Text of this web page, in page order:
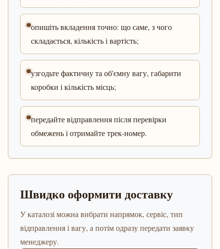
опишіть вкладення точно: що саме, з чого
складається, кількість і вартість;
узгодьте фактичну та об'ємну вагу, габарити
коробки і кількість місць;
передайте відправлення після перевірки
обмежень і отримайте трек-номер.
Швидко оформити доставку
У каталозі можна вибрати напрямок, сервіс, тип
відправлення і вагу, а потім одразу передати заявку
менеджеру.